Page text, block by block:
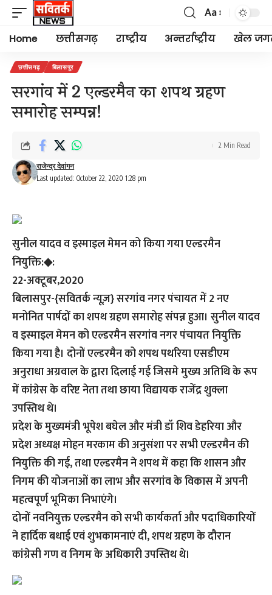
Font
Resizer
Aa
Home छत्तीसगढ़ राष्ट्रीय अन्तर्राष्ट्रीय खेल
छत्तीसगढ़ बिलासपुर
सरगांव में 2 एल्डरमैन का शपथ ग्रहण
समारोह सम्पन्न!
Last updated: October 22, 2020 1:28 pm
राजेन्द्र देवांगन
2 Min Read
सुनील यादव व इस्माइल मेमन को किया गया एल्डरमैन
नियुक्ति:◆:
22-अक्टूबर,2020
बिलासपुर-{सवितर्क न्यूज़}सरगांव नगर पंचायत में 2 नए
मनोनित पार्षदों का शपथ ग्रहण समारोह संपन्न हुआ। सुनील यादव
व इस्माइल मेमन को एल्डरमैन सरगांव नगर पंचायत नियुक्ति
किया गया है। दोनों एल्डरमैन को शपथ पथरिया एसडीएम
अनुराधा अग्रवाल के द्वारा दिलाई गई जिसमे मुख्य अतिथि के रूप
में कांग्रेस के वरिष्ट नेता तथा छाया विद्यायक राजेंद्र शुक्ला
उपस्तिथ थे।
प्रदेश के मुख्यमंत्री भूपेश बघेल और मंत्री डॉ शिव डेहरिया और
प्रदेश अध्यक्ष मोहन मरकाम की अनुसंशा पर सभी एल्डरमैन की
नियुक्ति की गई, तथा एल्डरमैन ने शपथ में कहा कि शासन और
निगम की योजनाओं का लाभ और सरगांव के विकास में अपनी
महत्वपूर्ण भूमिका निभाएंगे।
दोनों नवनियुक्त एल्डरमैन को सभी कार्यकर्ता और पदाधिकारियों
ने हार्दिक बधाई एवं शुभकामनाएं दी, शपथ ग्रहण के दौरान
कांग्रेसी गण व निगम के अधिकारी उपस्तिथ थे।